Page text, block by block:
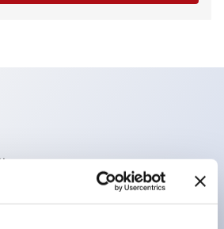
安全性的彈子鎖結構